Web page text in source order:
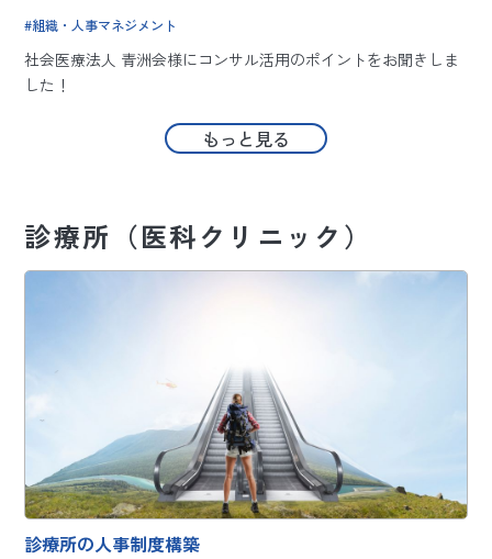
組織・人事マネジメント
社会医療法人 青洲会様にコンサル活用のポイントをお聞きしま
した！
もっと見る
診療所（医科クリニック）
診療所の人事制度構築